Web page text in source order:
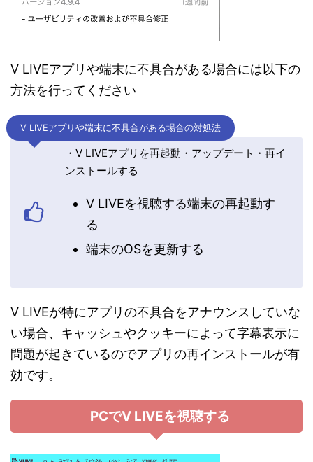
V LIVEアプリや端末に不具合がある場合には以下の
方法を行ってください
V LIVEアプリや端末に不具合がある場合の対処法
・V LIVEアプリを再起動・アップデート・再イ
ンストールする
V LIVEを視聴する端末の再起動す
る
端末のOSを更新する
V LIVEが特にアプリの不具合をアナウンスしていな
い場合、キャッシュやクッキーによって字幕表示に
問題が起きているのでアプリの再インストールが有
効です。
PCでV LIVEを視聴する